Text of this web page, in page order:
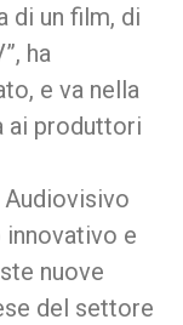
di un film, di
ha
e va nella
ai produttori
Audiovisivo
innovativo e
nuove
del settore